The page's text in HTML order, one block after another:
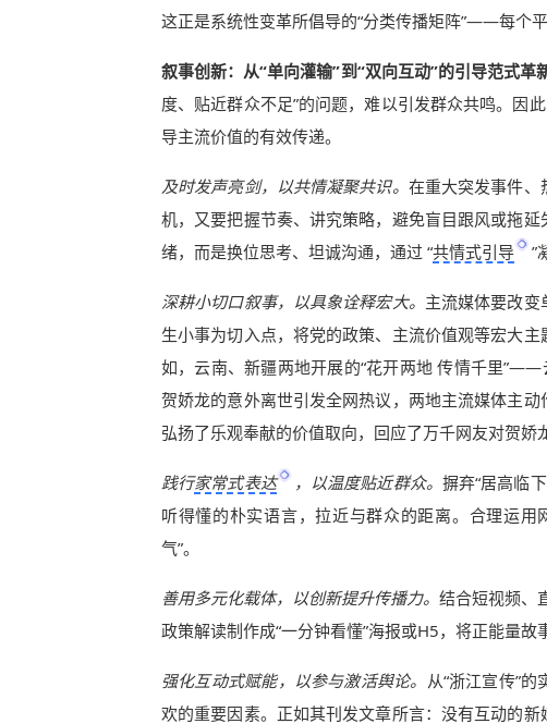
这正是系统性变革所倡导的“分类传播矩阵”——每个平
叙事创新：从“单向灌输”到“双向互动”的引导范式革
度、贴近群众不足”的问题，难以引发群众共鸣。因
导主流价值的有效传递。
及时发声亮剑，以共情凝聚共识。 在重大突发事件、
机，又要把握节奏、讲究策略，避免盲目跟风或拖
绪，而是换位思考、坦诚沟通，通过 “共情式引导 ”
深耕小切口叙事，以具象诠释宏大。 主流媒体要改变
生小事为切入点，将党的政策、主流价值观等宏大
如，云南、新疆两地开展的“花开两地 传情千里”——
贺娇龙的意外离世引发全网热议，两地主流媒体主动
弘扬了乐观奉献的价值取向，回应了万千网友对贺娇
践行家常式表达 ，以温度贴近群众。 摒弃“居高临
听得懂的朴实语言，拉近与群众的距离。合理运
气”。
善用多元化载体，以创新提升传播力。 结合短视频、
政策解读制作成“一分钟看懂”海报或H5，将正能量故
强化互动式赋能，以参与激活舆论。 从“浙江宣传”
欢的重要因素。正如其刊发文章所言：没有互动的新